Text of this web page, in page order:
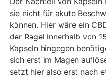
sie nicht für akute
können. Hier wäre ein
der Regel innerhalb von
Kapseln hingegen
sich erst im Magen
setzt hier also erst nach